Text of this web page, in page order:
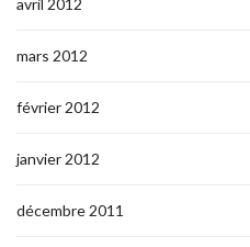
avril 2012
mars 2012
février 2012
janvier 2012
décembre 2011